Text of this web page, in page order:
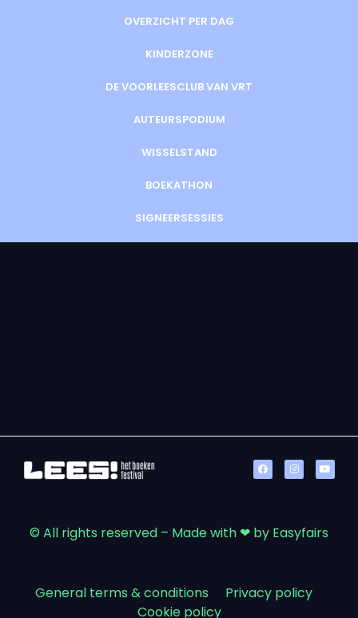
OVERZICHT PER DAG
KINDERZONE
DE VOORLEESCLUB VAN VRT
AUTEURSPODIUM
WISSELSTAND
BOEKATHON
SIGNEERSESSIES
© All rights reserved – Made with ❤ by Easyfairs
General terms & conditions Privacy policy
Cookie policy